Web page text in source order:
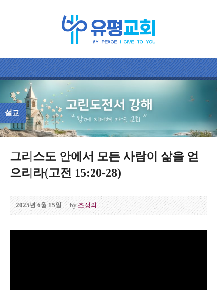
설교
그리스도 안에서 모든 사람이 삶을 얻
으리라(고전 15:20-28)
2025년 6월 15일 by 조정의